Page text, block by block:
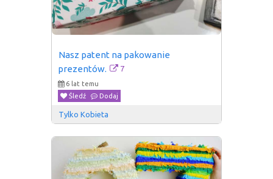
Nasz patent na pakowanie
prezentów.
7
6 lat temu
Śledź
Dodaj
Tylko Kobieta